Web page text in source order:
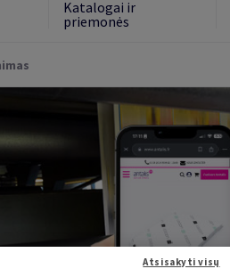
Katalogai ir
priemonės
Atsisakyti visų